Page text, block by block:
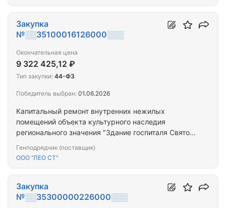
Капитальный ремонт внутренних нежилых
помещений объекта культурного наследия
регионального значения "Здание госпиталя Святого
Калининградская область, г. Калининград, ул.
Генподрядчик (поставщик)
ООО "ЛЕО СТ"
Закупка
№░░35100016126000░░░
Окончательная цена
9 322 425,12 ₽
Тип закупки: 44-ФЗ
Победитель выбран: 01.06.2026
Закупка
№░░35300000226000░░░